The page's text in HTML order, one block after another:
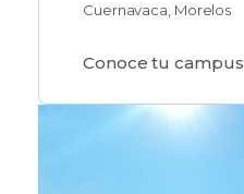
Cuernavaca, Morelos
Conoce tu campus